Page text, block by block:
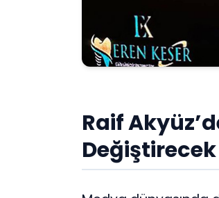
Raif
Değiştirecek